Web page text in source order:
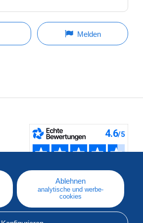
Melden
Ablehnen
analytische und werbe-
cookies